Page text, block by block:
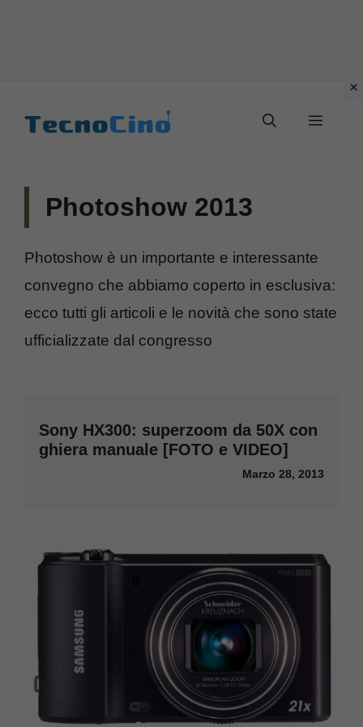
Menu
Photoshow 2013
Photoshow è un importante e interessante
convegno che abbiamo coperto in esclusiva:
ecco tutti gli articoli e le novità che sono state
ufficializzate dal congresso
Sony HX300: superzoom da 50X con
ghiera manuale [FOTO e VIDEO]
Marzo 28, 2013